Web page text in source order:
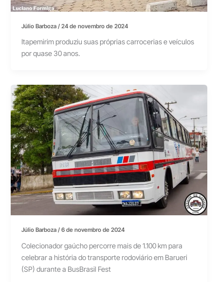
Júlio Barboza/24 de novembro de 2024
Itapemirim produziu suas próprias carrocerias e veículos
por quase 30 anos.
Júlio Barboza/6 de novembro de 2024
Colecionador gaúcho percorre mais de 1.100 km para
celebrar a história do transporte rodoviário em Barueri
(SP) durante a BusBrasil Fest